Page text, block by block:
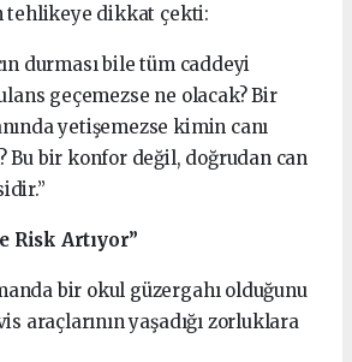
tehlikeye dikkat çekti:
durması bile tüm caddeyi
geçemezse ne olacak? Bir
yetişemezse kimin canı
Bu bir konfor değil, doğrudan can
Risk Artıyor”
bir okul güzergahı olduğunu
araçlarının yaşadığı zorluklara